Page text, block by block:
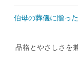
伯母の葬儀に贈っ
品格とやさしさを